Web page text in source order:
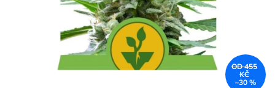
OD 455
KČ
–30 %